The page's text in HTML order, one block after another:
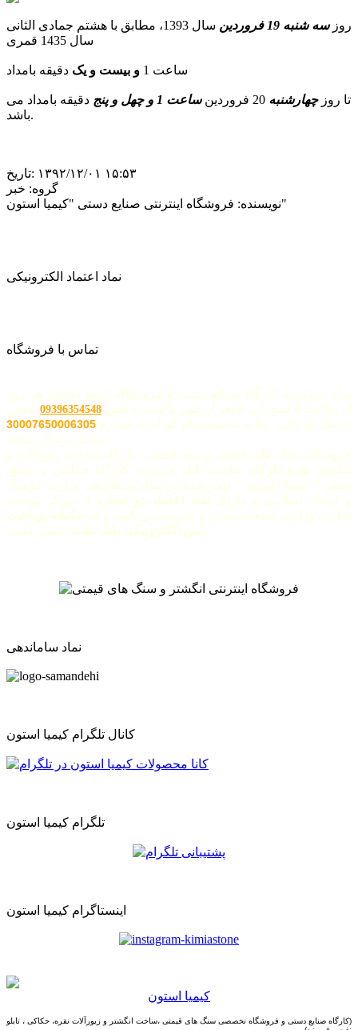
روزسه شنبه 19 فروردین
سال 1393، مطابق با هشتم جمادی الثانی
سال 1435 قمری
ساعت 1 و بیست و یک دقیقه بامداد
تا روزچهارشنبه ساعت 1 و چهل و پنج
دقیقه بامداد می
باشد.
تاریخ: ‎۱۳۹۲/۱۲/۰۱ ۱۵:۵۳
گروه: خبر
نویسنده:فروشگاه اینترنتی صنایع دستی "کیمیا استون"
نماد اعتماد الکترونیکی
تماس با فروشگاه
برای تماس با کارگاه صنایع دستی و فروشگاه کیمیا استون هر روز
از ساعت 8 صبح الی 8 بعد از ظهر با شماره تلفن
09396354548 تماس
حاصل فرمائید. ویا به سامانه پیام کوتاه به شماره 30007650006305
فروشگاه سنگ های قیمتی و نیمه قیمتی، کارگاه ساخت زیورآلات و
انگشتر نقره،کارگاه ساخت تابلو فیروزه، کارگاه حکاکی و عقیق
خطی " کیمیا استون " ثبت شده در ستاد ساماندهی وزارت فرهنگ
و ارشاد اسلامی و دارای نماد اعتماد دو ستاره
از مرکز توسعه
تجارت وزارت صنعت،معدن و تجارت می باشد و به سامانه پرداخت
امن الکترونیکی بانک ملت
نماد ساماندهی
کانال تلگرام کیمیا استون
تلگرام کیمیا استون
اینستاگرام کیمیا استون
كيميا استون
(کارگاه صنایع دستی و فروشگاه تخصصی سنگ های قیمتی ،ساخت انگشتر و زیورآلات نقره، حکاکی ، تابلو